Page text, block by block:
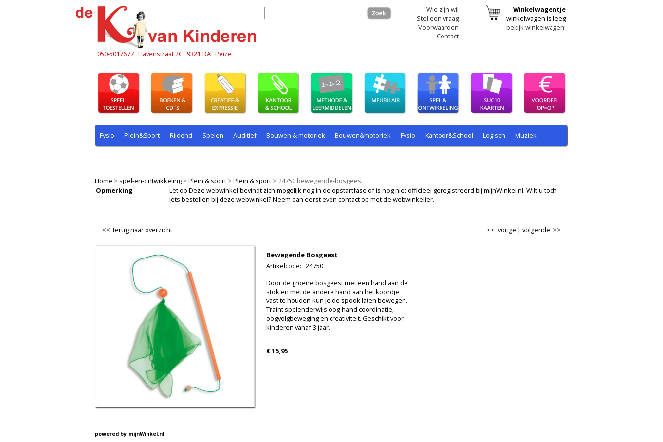
050-5017677 Havenstraat 2C 9321 DA Peize
zoek
Wie zijn wij
Stel een vraag
Voorwaarden
Contact
Winkelwagentje
winkelwagen is leeg
bekijk winkelwagen!
Fysio Plein&Sport Rijdend Spelen Auditief Bouwen & motoriek Bouwen&motoriek Fysio Kantoor&School Logisch Muziek
Home > spel-en-ontwikkeling > Plein & sport > Plein & sport > 24750 bewegende-bosgeest
Opmerking
Let op Deze webwinkel bevindt zich mogelijk nog in de opstartfase of is nog niet officieel geregistreerd bij mijnWinkel.nl. Wilt u toch
iets bestellen bij deze webwinkel? Neem dan eerst even contact op met de webwinkelier.
<< terug naar overzicht volgende >>
<< vorige |
Bewegende Bosgeest
Artikelcode: 24750
Door de groene bosgeest met een hand aan de
stok en met de andere hand aan het koordje
vast te houden kun je de spook laten bewegen.
Traint spelenderwijs oog-hand coordinatie,
oogvolgbeweging en creativiteit. Geschikt voor
kinderen vanaf 3 jaar.
€ 15,95
powered by mijnWinkel.nl